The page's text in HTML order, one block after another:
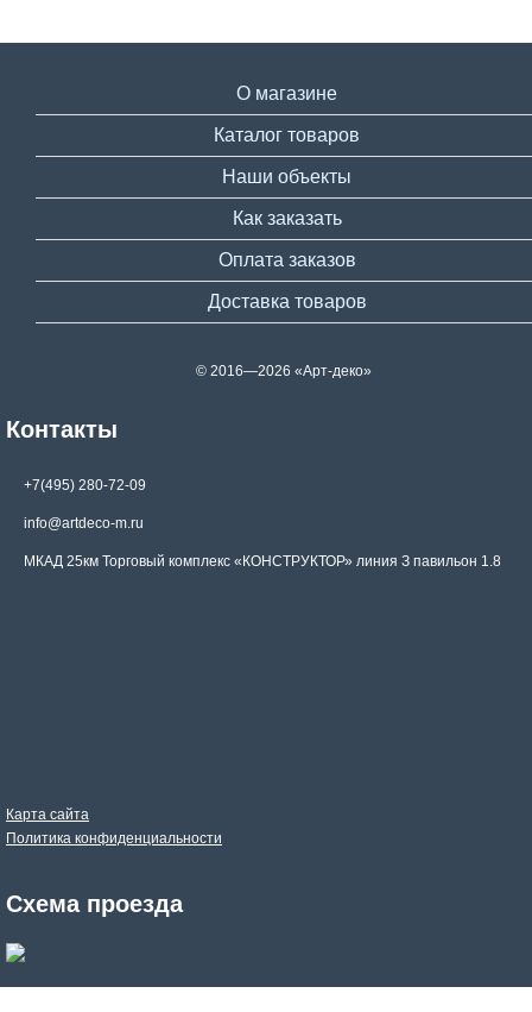
О магазине
Каталог товаров
Наши объекты
Как заказать
Оплата заказов
Доставка товаров
© 2016—2026 «Арт-деко»
Контакты
+7(495) 280-72-09
info@artdeco-m.ru
МКАД 25км Торговый комплекс «КОНСТРУКТОР» линия З павильон 1.8
Карта сайта
Политика конфиденциальности
Схема проезда